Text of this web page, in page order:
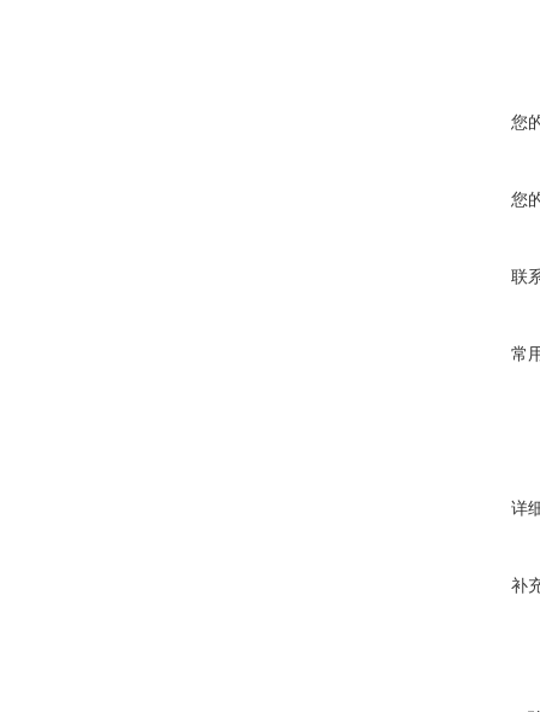
您
您
联
常
详
补